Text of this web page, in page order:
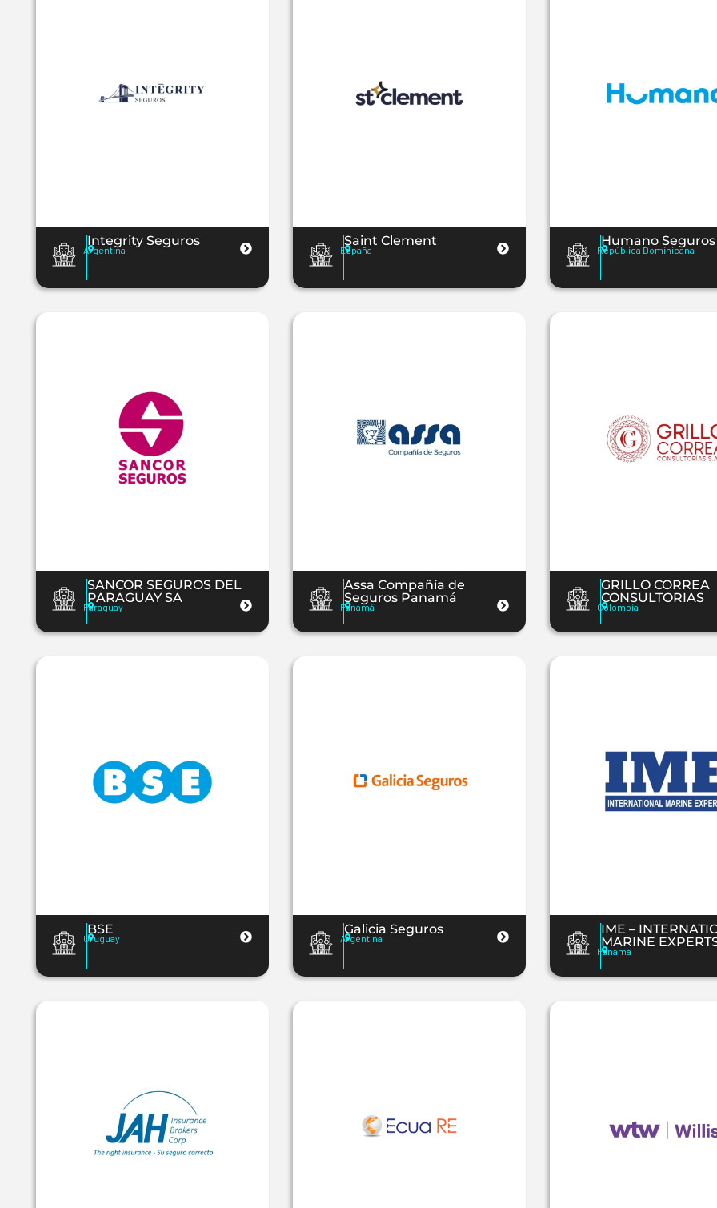
Integrity Seguros
Argentina
Saint Clement
España
Humano Seguros
República Dominicana
SANCOR SEGUROS DEL
PARAGUAY SA
Paraguay
Assa Compañía de
Seguros Panamá
Panamá
GRILLO CORREA
CONSULTORIAS
Colombia
BSE
Uruguay
Galicia Seguros
Argentina
IME –
MARINE
Panamá